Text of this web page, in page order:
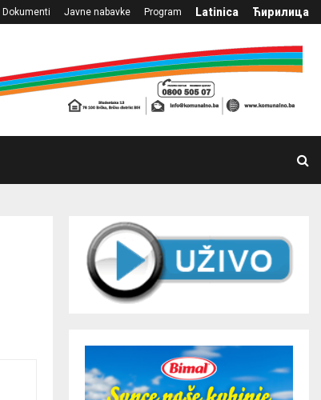
Dokumenti Javne nabavke Program Latinica Ћирилица